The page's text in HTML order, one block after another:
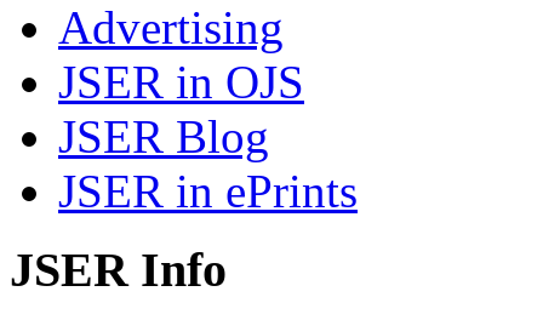
Advertising
JSER in OJS
JSER Blog
JSER in ePrints
JSER Info